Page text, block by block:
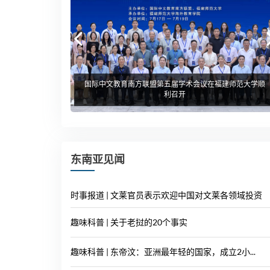
国际中文教育南方联盟第五届学术会议在福建师范大学顺
利召开
东南亚见闻
时事报道 | 文莱官员表示欢迎中国对文莱各领域投资
趣味科普 | 关于老挝的20个事实
趣味科普 | 东帝汶：亚洲最年轻的国家，成立2小...